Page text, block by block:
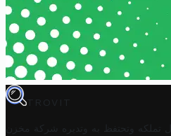
TROVIT
تملكه وتحتفظ به وتديره
شركة مخزن